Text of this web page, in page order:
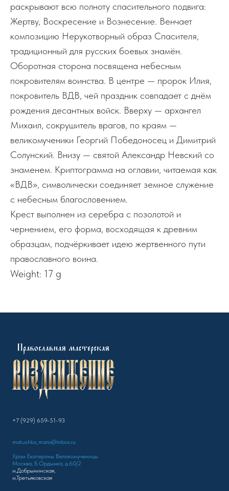
раскрывают всю полноту спасительного подвига:
Жертву, Воскресение и Вознесение. Венчает
композицию Нерукотворный образ Спасителя,
традиционный для русских боевых знамён.
Оборотная сторона посвящена небесным
покровителям воинства. В центре — пророк Илия,
покровитель ВДВ, чей праздник совпадает с днём
рождения десантных войск. Вверху — архангел
Михаил, сокрушитель врагов, по краям —
великомученики Георгий Победоносец и Димитрий
Солунский. Внизу — святой Александр Невский со
знаменем. Криптограмма на оглавии, читаемая как
«ВДВ», символически соединяет земное служение
с небесным благословением.
Крест выполнен из серебра с позолотой и
чернением, его форма, восходящая к древним
образцам, подчёркивает идею жертвенного пути
православного воина.
Weight: 17 g
+7 (929) 659-51-93
matushka_maria@inbox.ru
Храм Екатерины Великомученицы
Москва, Б.Ордынка, д.60/2
м.Добрынинская,
м.Третьяковская